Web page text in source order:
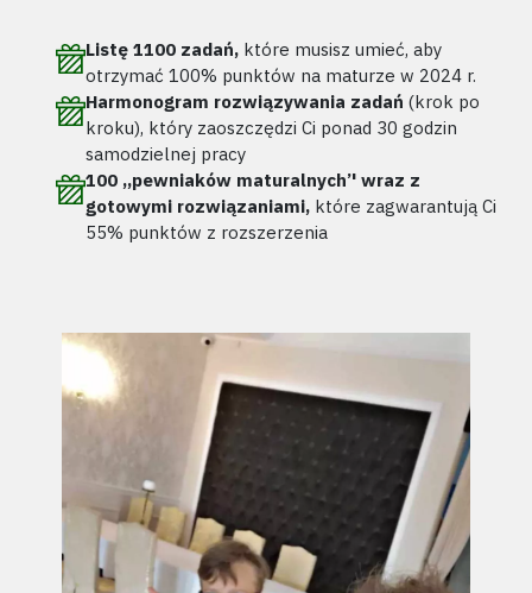
Listę 1100 zadań, które musisz umieć, aby
otrzymać 100% punktów na maturze w 2024 r.
Harmonogram rozwiązywania zadań (krok po
kroku), który zaoszczędzi Ci ponad 30 godzin
samodzielnej pracy
100 ,,pewniaków maturalnych’' wraz z
gotowymi rozwiązaniami,które zagwarantują Ci
55% punktów z rozszerzenia